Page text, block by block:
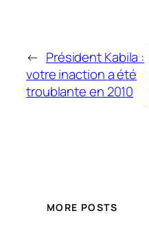
← Président Kabila :
votre inaction a été
troublante en 2010
MORE POSTS